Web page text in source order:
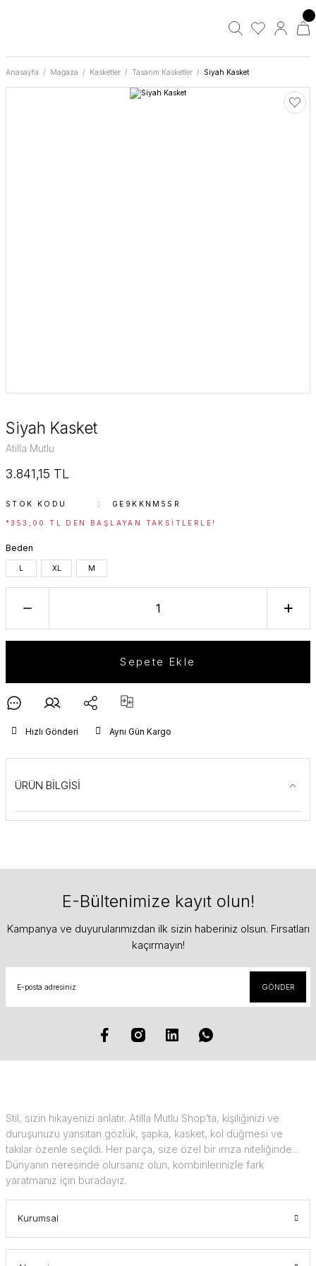
Anasayfa Mağaza Kasketler Tasarım Kasketler Siyah Kasket
Siyah Kasket
Atilla Mutlu
3.841,15 TL
STOK KODU GE9KKNM5SR
*353,00 TL DEN BAŞLAYAN TAKSITLERLE!
Beden
L XL M
Sepete Ekle
Hızlı Gönderi Aynı Gün Kargo
ÜRÜN BİLGİSİ
E-Bültenimize kayıt olun!
Kampanya ve duyurularımızdan ilk sizin haberiniz olsun. Fırsatları
kaçırmayın!
GÖNDER
Stil, sizin hikayenizi anlatır. Atilla Mutlu Shop’ta, kişiliğinizi ve
duruşunuzu yansıtan gözlük, şapka, kasket, kol düğmesi ve
takılar özenle seçildi. Her parça, size özel bir imza niteliğinde…
Dünyanın neresinde olursanız olun, kombinlerinizle fark
yaratmanız için buradayız.
Kurumsal